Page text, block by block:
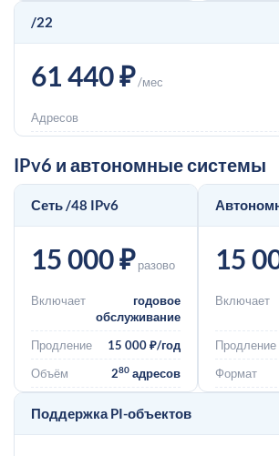
/22
61 440 ₽/мес
Адресов
IPv6 и автономные системы
Сеть /48 IPv6
15 000 ₽ разово
Включает
годовое
обслуживание
Продление
15 000 ₽/год
Объём
280адресов
15
Включает
Продление
Формат
Поддержка PI-объектов